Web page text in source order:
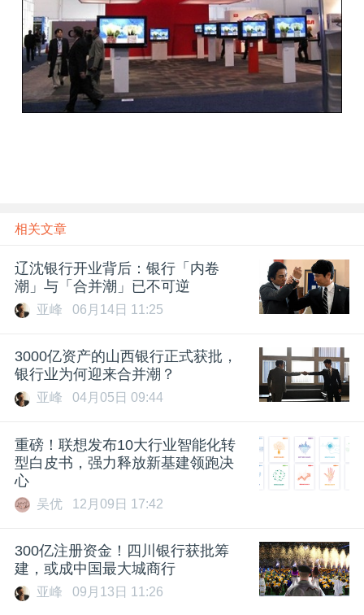
搞
机
相关文章
辽沈银行开业背后：银行「内卷
潮」与「合并潮」已不可逆
亚峰 06月14日 11:25
3000亿资产的山西银行正式获批，
银行业为何迎来合并潮？
亚峰 04月05日 09:44
重磅！联想发布10大行业智能化转
型白皮书，强力释放新基建领跑决
心
吴优 12月09日 17:42
300亿注册资金！四川银行获批筹
建，或成中国最大城商行
亚峰 09月13日 11:26